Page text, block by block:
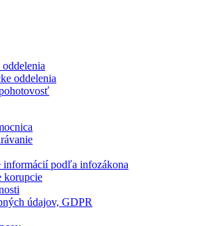
oddelenia
informácií podľa infozákona
korupcie
údajov, GDPR